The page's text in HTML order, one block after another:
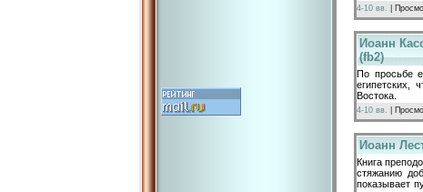
4-10 вв. |
Иоанн
(fb2)
По просьбе
египетских,
Востока.
4-10 вв. |
Иоанн
Книга
стяжанию
показывает